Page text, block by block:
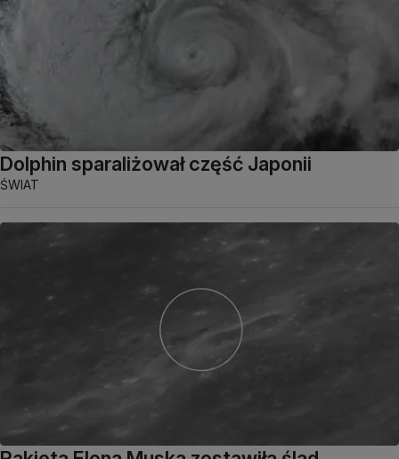
Dolphin sparaliżował część Japonii
ŚWIAT